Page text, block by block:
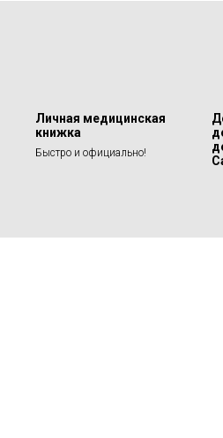
Личная медицинская
книжка
Быстро и официально!